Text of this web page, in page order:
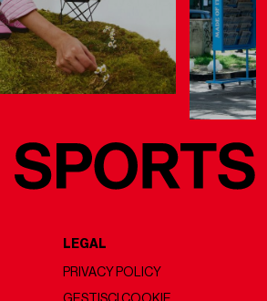
LEGAL
PRIVACY POLICY